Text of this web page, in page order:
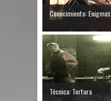
Conocimiento: Enigmas
Técnica: Tortura